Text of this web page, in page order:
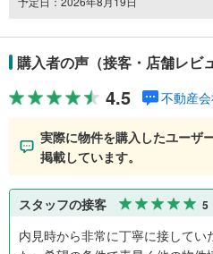
購入者の声（接客・店舗レビ
4.5 不動産
実際に物件を購入したユーザ
掲載しています。
スタッフの接客 5
内見時から非常に丁寧に接してい